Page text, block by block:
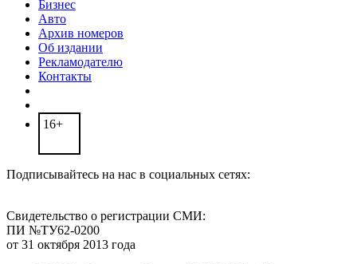
Бизнес
Авто
Архив номеров
Об издании
Рекламодателю
Контакты
16+
Подписывайтесь на нас в социальных сетях:
Свидетельство о регистрации СМИ:
ПИ №ТУ62-0200
от 31 октября 2013 года